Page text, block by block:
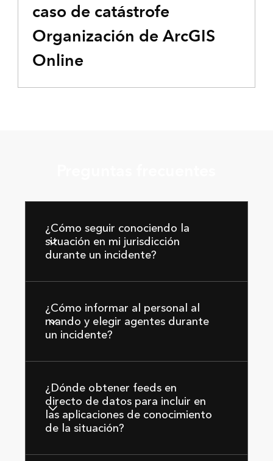
caso de catástrofe
Organización de ArcGIS
Online
¿Cómo seguir conociendo la
situación en mi jurisdicción
durante un incidente?
¿Cómo informar al personal al
mando y elegir agentes durante
un incidente?
¿Dónde obtener feeds en
directo de datos para incluir en
las aplicaciones de conocimiento
de la situación?